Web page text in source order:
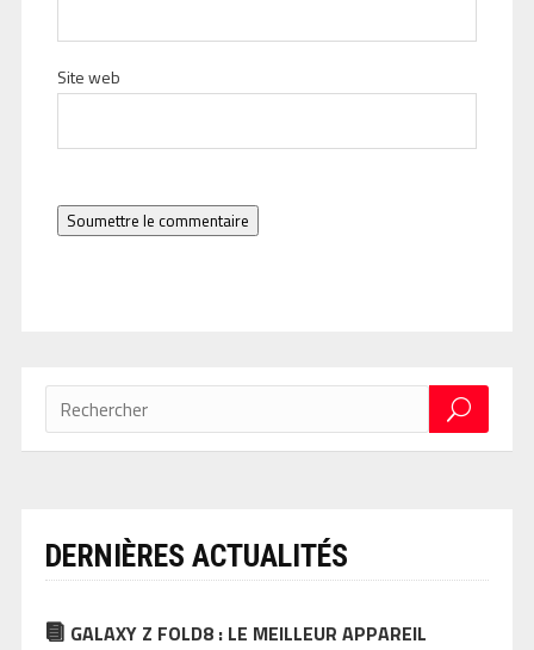
Site web
Soumettre le commentaire
DERNIÈRES ACTUALITÉS
GALAXY Z FOLD8 : LE MEILLEUR APPAREIL